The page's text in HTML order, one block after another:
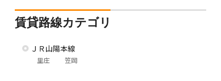
賃貸路線カテゴリ
ＪＲ山陽本線
里庄 笠岡